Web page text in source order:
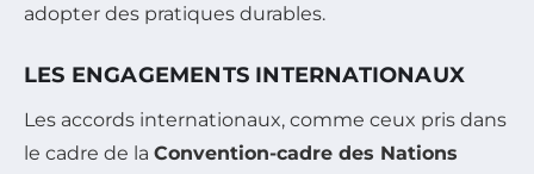
adopter des pratiques durables.
LES ENGAGEMENTS INTERNATIONAUX
Les accords internationaux, comme ceux pris dans
le cadre de la Convention-cadre des Nations